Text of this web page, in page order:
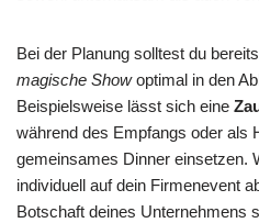
Bei der Planung solltest du
magische Showoptimal in den
Beispielsweise lässt sich eine
während des Empfangs oder als
gemeinsames Dinner einsetzen.
individuell auf dein Firmenevent
Botschaft deines Unternehmens